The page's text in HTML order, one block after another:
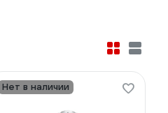
Нет в наличии